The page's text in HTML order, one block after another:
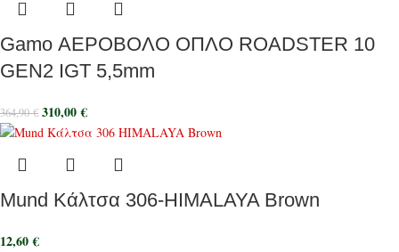
Gamo ΑΕΡΟΒΟΛΟ ΟΠΛΟ ROADSTER 10
GEN2 IGT 5,5mm
364,90€ 310,00€
Mund Κάλτσα 306-HIMALAYA Brown
12,60€